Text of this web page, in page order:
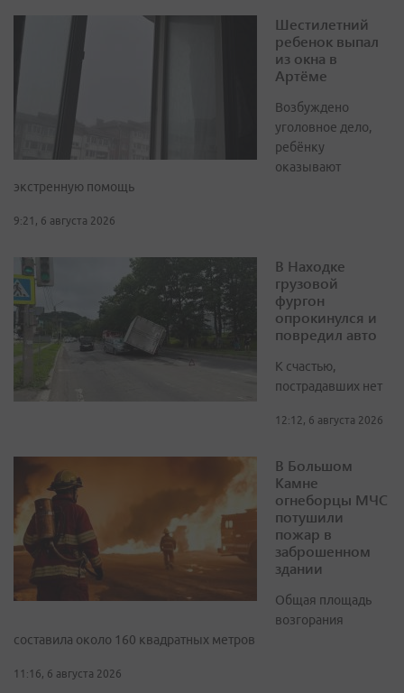
Шестилетний
ребенок выпал
из окна в
Артёме
Возбуждено
уголовное дело,
ребёнку
оказывают
экстренную помощь
9:21, 6 августа 2026
В Находке
грузовой
фургон
опрокинулся и
повредил авто
К счастью,
пострадавших нет
12:12, 6 августа 2026
В Большом
Камне
огнеборцы МЧС
потушили
пожар в
заброшенном
здании
Общая площадь
возгорания
составила около 160 квадратных метров
11:16, 6 августа 2026